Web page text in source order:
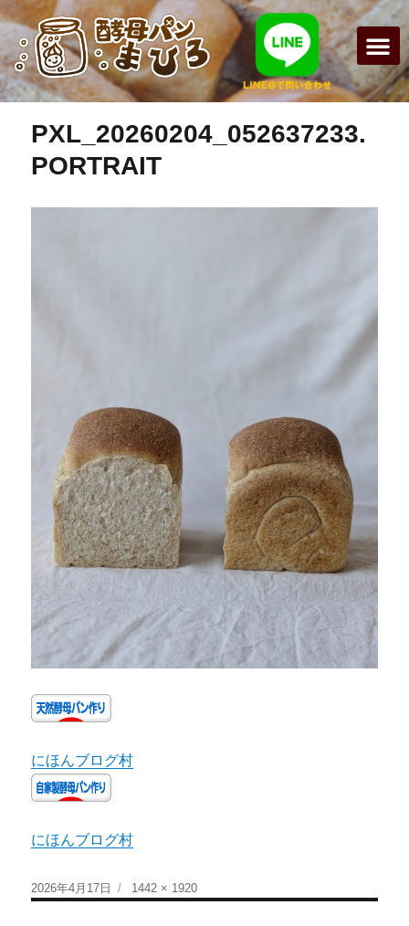
前の画像 次の画像
PXL_20260204_052637233.
PORTRAIT
にほんブログ村
にほんブログ村
2026年4月17日 1442 × 1920